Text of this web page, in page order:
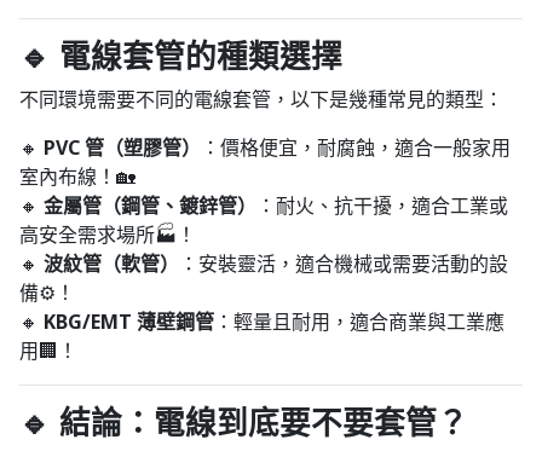
🔹 電線套管的種類選擇
不同環境需要不同的電線套管，以下是幾種常見的類型：
🔸 PVC 管（塑膠管）
：價格便宜，耐腐蝕，適合一般家用
室內布線！🏡
🔸 金屬管（鋼管、鍍鋅管）
：耐火、抗干擾，適合工業或
高安全需求場所🏭！
🔸 波紋管（軟管）
：安裝靈活，適合機械或需要活動的設
備⚙️！
🔸 KBG/EMT 薄壁鋼管 ：輕量且耐用，適合商業與工業應
用🏢！
🔹 結論：電線到底要不要套管？